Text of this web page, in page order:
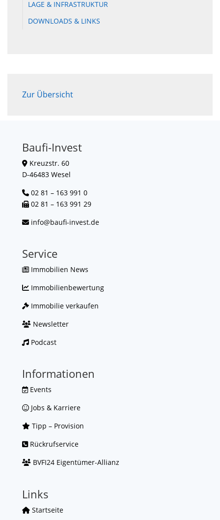
LAGE & INFRASTRUKTUR
DOWNLOADS & LINKS
Zur Übersicht
Baufi-Invest
Kreuzstr. 60
D-46483 Wesel
02 81 – 163 991 0
02 81 – 163 991 29
info@baufi-invest.de
Service
Immobilien News
Immobilienbewertung
Immobilie verkaufen
Newsletter
Podcast
Informationen
Events
Jobs & Karriere
Tipp – Provision
Rückrufservice
BVFI24 Eigentümer-Allianz
Links
Startseite